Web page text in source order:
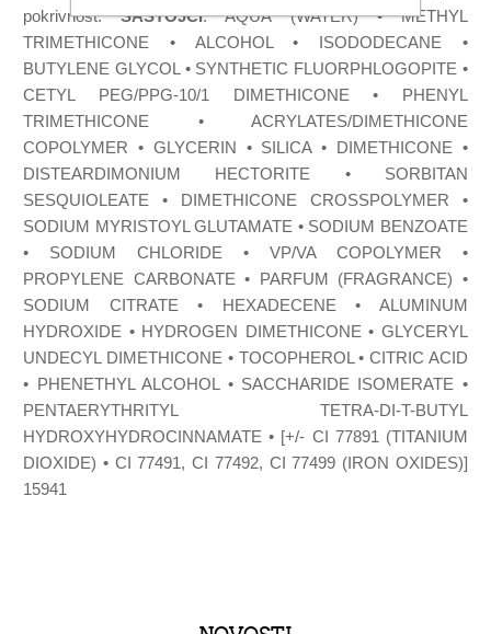
pokrivnost.SASTOJCI: AQUA (WATER) • METHYL
TRIMETHICONE • ALCOHOL • ISODODECANE •
BUTYLENE GLYCOL • SYNTHETIC FLUORPHLOGOPITE •
CETYL PEG/PPG-10/1 DIMETHICONE • PHENYL
TRIMETHICONE • ACRYLATES/DIMETHICONE
COPOLYMER • GLYCERIN • SILICA • DIMETHICONE •
DISTEARDIMONIUM HECTORITE • SORBITAN
SESQUIOLEATE • DIMETHICONE CROSSPOLYMER •
SODIUM MYRISTOYL GLUTAMATE • SODIUM BENZOATE
• SODIUM CHLORIDE • VP/VA COPOLYMER •
PROPYLENE CARBONATE • PARFUM (FRAGRANCE) •
SODIUM CITRATE • HEXADECENE • ALUMINUM
HYDROXIDE • HYDROGEN DIMETHICONE • GLYCERYL
UNDECYL DIMETHICONE • TOCOPHEROL • CITRIC ACID
• PHENETHYL ALCOHOL • SACCHARIDE ISOMERATE •
PENTAERYTHRITYL TETRA-DI-T-BUTYL
HYDROXYHYDROCINNAMATE • [+/- CI 77891 (TITANIUM
DIOXIDE) • CI 77491, CI 77492, CI 77499 (IRON OXIDES)]
15941